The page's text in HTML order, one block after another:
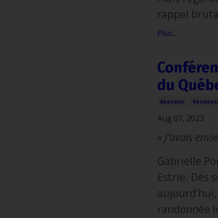
rappel
Plus...
du
Abandon
Aug 07, 2023
« J’avais
Gabrielle
Estrie. Dès
randonnée